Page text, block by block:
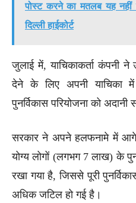
पोस्ट करने का मतलब यह नहीं
दिल्ली हाईकोर्ट
जुलाई में, याचिकाकर्ता कंपनी ने
देने के लिए अपनी याचिका
पुनर्विकास परियोजना को अदानी
सरकार ने अपने हलफनामे में आगे
योग्य लोगों (लगभग 7 लाख) के
रखा गया है, जिससे पूरी
अधिक जटिल हो गई है।